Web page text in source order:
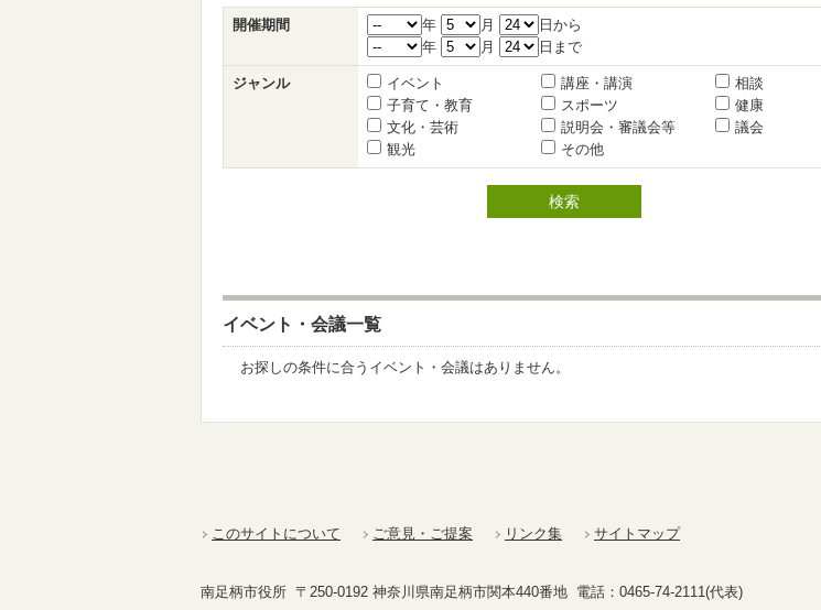
開催期間 年 月
日から
年
月 日まで
ジャンル イベント 講座・講演
相談
子育て・教育
スポーツ
健康
文化・芸術
説明会・審議会等
議会
観光
その他
イベント・会議一覧
お探しの条件に合うイベント・会議はありません。
このサイトについて ご意見・ご提案 リンク集 サイトマップ
南足柄市役所 〒250-0192 神奈川県南足柄市関本440番地 電話：0465-74-2111(代表)